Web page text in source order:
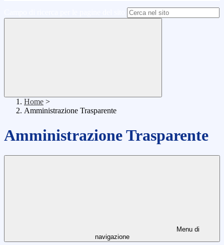
Home >
Amministrazione Trasparente
Amministrazione Trasparente
Menu di
navigazione